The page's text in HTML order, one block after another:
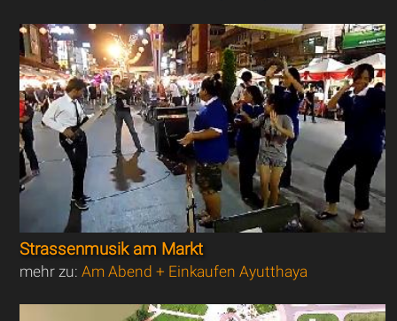
Strassenmusik am Markt
mehr zu:Am Abend + Einkaufen Ayutthaya